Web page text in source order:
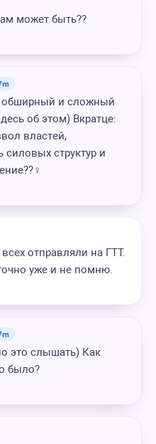
может быть??
обширный и сложный
об этом) Вкратце:
властей,
силовых структур и
отправляли на ГТТ.
уже и не помню.
это слышать) Как
было?